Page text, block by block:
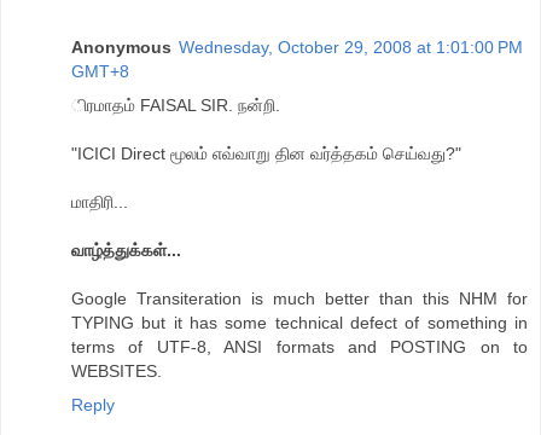
Anonymous Wednesday, October 29, 2008 at 1:01:00 PM
GMT+8
ிரமாதம் FAISAL SIR. நன்றி.
"ICICI Direct மூலம் எவ்வாறு தின வர்த்தகம் செய்வது?"
மாதிரி...
வாழ்த்துக்கள்...
Google Transiteration is much better than this NHM for
TYPING but it has some technical defect of something in
terms of UTF-8, ANSI formats and POSTING on to
WEBSITES.
Reply